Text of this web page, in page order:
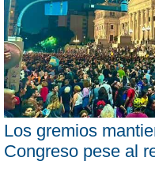
Los gremios
Congreso pese al